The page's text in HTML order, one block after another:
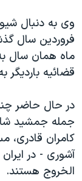
فروردین سال
ماه همان سال
قضائیه باردیگر‌
در حال حاضر
جمله جمشید
کامران قادری،
آشوری - در
الخروج هستند.